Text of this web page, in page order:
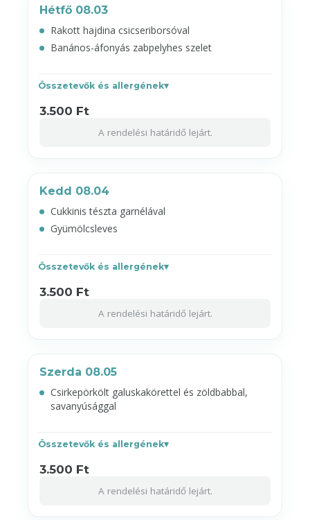
Hétfő 08.03
Rakott hajdina csicseriborsóval
Banános-áfonyás zabpelyhes szelet
Összetevők és allergének
3.500 Ft
A rendelési határidő lejárt.
Kedd 08.04
Cukkinis tészta garnélával
Gyümölcsleves
Összetevők és allergének
3.500 Ft
A rendelési határidő lejárt.
Szerda 08.05
Csirkepörkölt galuskakörettel és zöldbabbal,
savanyúsággal
Összetevők és allergének
3.500 Ft
A rendelési határidő lejárt.